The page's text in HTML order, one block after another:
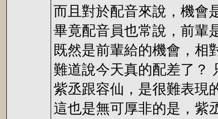
而且對於配音來說，機會
畢竟配音員也常說，前輩
既然是前輩給的機會，相
難道說今天真的配差了？
紫丞跟容仙，是很難表現
這也是無可厚非的是，紫